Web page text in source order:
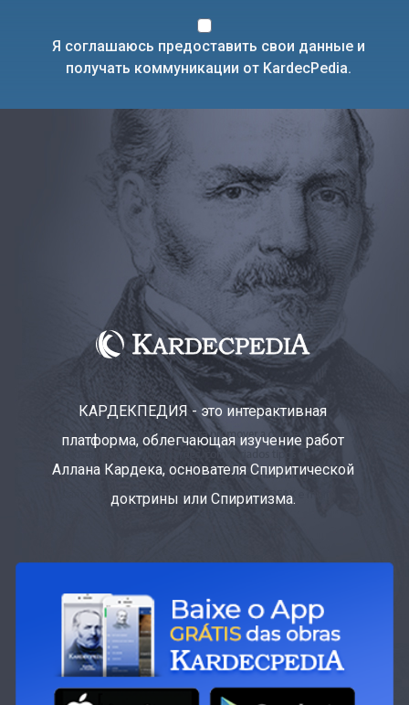
Я соглашаюсь предоставить свои данные и
получать коммуникации от KardecPedia.
КАРДЕКПЕДИЯ - это интерактивная
платформа, облегчающая изучение работ
Аллана Кардека, основателя Спиритической
доктрины или Спиритизма.